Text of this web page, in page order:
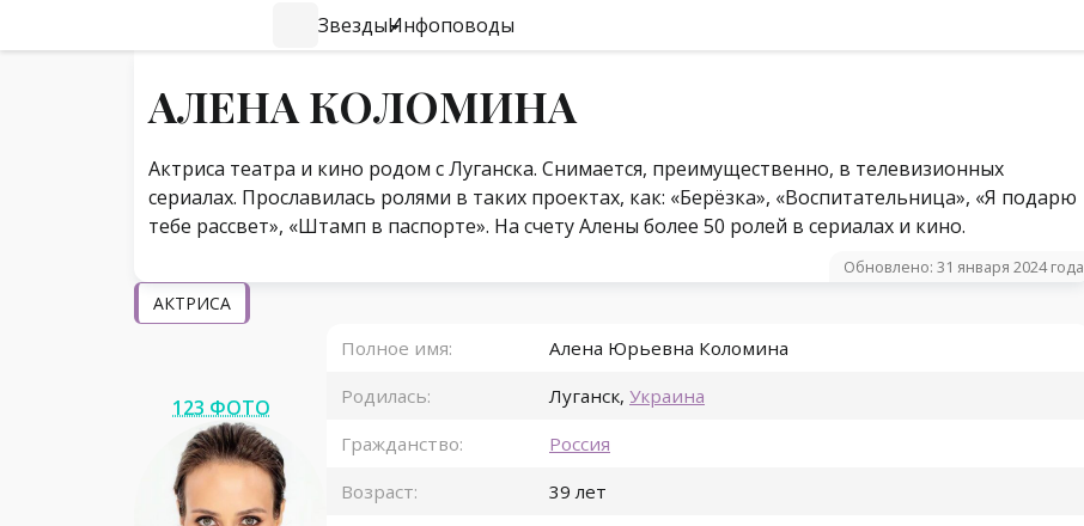
#Навигация по странице
ЗвездыИнфоповоды
АЛЕНА КОЛОМИНА
Актриса театра и кино родом с Луганска. Снимается, преимущественно, в телевизионных
сериалах. Прославилась ролями в таких проектах, как: «Берёзка», «Воспитательница», «Я подарю
тебе рассвет», «Штамп в паспорте». На счету Алены более 50 ролей в сериалах и кино.
Обновлено: 31 января 2024 года
АКТРИСА
123 ФОТО
Полное имя:
Алена Юрьевна Коломина
Родилась:
Луганск, Украина
Гражданство:
Россия
Возраст:
39 лет